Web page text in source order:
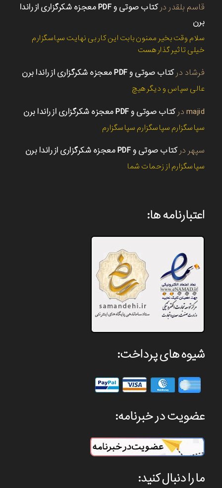
قاسم بلقدر در
کتاب صوتی و PDF معجزه شکرگزاری از راندا
برن
سلام وقت بخیر ممنون بابت این کار بی نهایت سپاسگزارم
خیلی تاثیر گذار هست
فرشاد درکتاب صوتی و PDF معجزه شکرگزاری از راندا برن
عالی سپاس و دیگر هیچ
majid درکتاب صوتی و PDF معجزه شکرگزاری از راندا برن
سپاسگزارم سپاسگزارم سپاسگزارم
سپهر درکتاب صوتی و PDF معجزه شکرگزاری از راندا برن
سپاسگزارم از زحمات شما
اعتبارنامه ها:
شیوه های پرداخت:
عضویت در خبرنامه:
ما را دنبال کنید: